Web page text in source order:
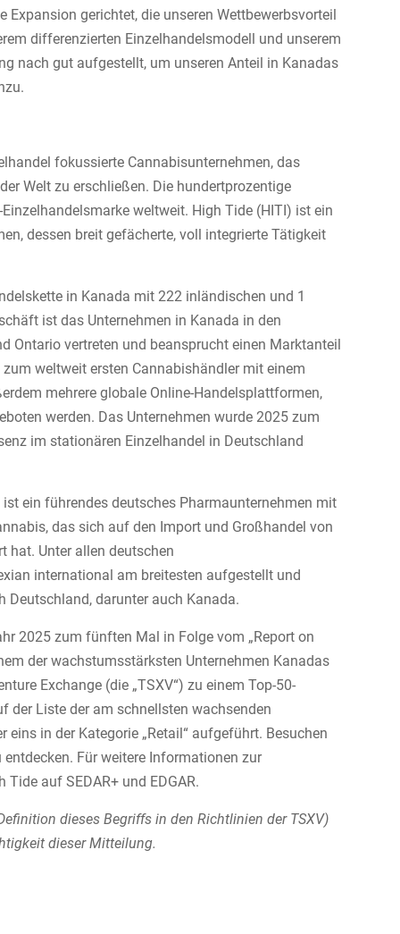
gerichtet, die unseren Wettbewerbsvorteil
differenzierten Einzelhandelsmodell und unserem
nach gut aufgestellt, um unseren Anteil in Kanadas
fokussierte Cannabisunternehmen, das
Welt zu erschließen. Die hundertprozentige
weltweit. High Tide (HITI) ist ein
dessen breit gefächerte, voll integrierte Tätigkeit
in Kanada mit 222 inländischen und 1
ist das Unternehmen in Kanada in den
Ontario vertreten und beansprucht einen Marktanteil
weltweit ersten Cannabishändler mit einem
mehrere globale Online-Handelsplattformen,
werden. Das Unternehmen wurde 2025 zum
im stationären Einzelhandel in Deutschland
ein führendes deutsches Pharmaunternehmen mit
das sich auf den Import und Großhandel von
hat. Unter allen deutschen
international am breitesten aufgestellt und
Deutschland, darunter auch Kanada.
2025 zum fünften Mal in Folge vom „Report on
der wachstumsstärksten Unternehmen Kanadas
Exchange (die „TSXV“) zu einem Top-50-
der Liste der am schnellsten wachsenden
in der Kategorie „Retail“ aufgeführt. Besuchen
Für weitere Informationen zur
auf SEDAR+ und EDGAR.
dieses Begriffs in den Richtlinien der TSXV)
dieser Mitteilung.